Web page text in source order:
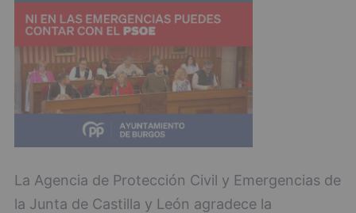
La Agencia de Protección Civil y Emergencias de
la Junta de Castilla y León agradece la